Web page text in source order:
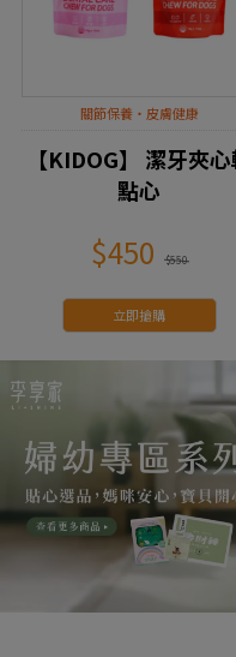
關節保養・皮膚健康
【KIDOG】 潔牙夾
點心
$450 $550
立即搶購